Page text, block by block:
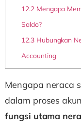
12.2 Mengapa
Saldo?
12.3Hubungkan
Accounting
Mengapa neraca
dalam proses
fungsi utama